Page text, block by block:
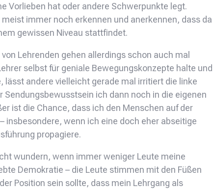
Vorlieben hat oder andere Schwerpunkte legt.
immer noch erkennen und anerkennen, dass da
gewissen Niveau stattfindet.
Lehrenden gehen allerdings schon auch mal
selbst für geniale Bewegungskonzepte halte und
lässt andere vielleicht gerade mal irritiert die linke
Sendungsbewusstsein ich dann noch in die eigenen
ist die Chance, dass ich den Menschen auf der
insbesondere, wenn ich eine doch eher abseitige
propagiere.
wundern, wenn immer weniger Leute meine
Demokratie – die Leute stimmen mit den Füßen
Position sein sollte, dass mein Lehrgang als